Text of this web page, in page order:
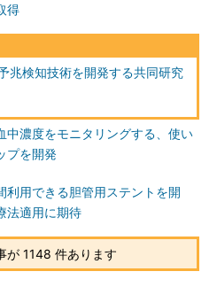
得
兆検知技術を開発する共同研究
中濃度をモニタリングする、使い
プを開発
利用できる胆管用ステントを開
法適用に期待
が 1148 件あります